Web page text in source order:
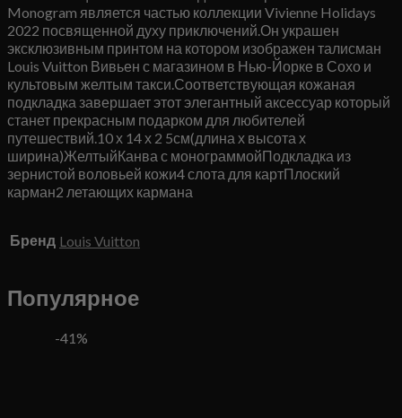
Monogram является частью коллекции Vivienne Holidays
2022 посвященной духу приключений.Он украшен
эксклюзивным принтом на котором изображен талисман
Louis Vuitton Вивьен с магазином в Нью-Йорке в Сохо и
культовым желтым такси.Соответствующая кожаная
подкладка завершает этот элегантный аксессуар который
станет прекрасным подарком для любителей
путешествий.10 х 14 х 2 5см(длина х высота х
ширина)ЖелтыйКанва с монограммойПодкладка из
зернистой воловьей кожи4 слота для картПлоский
карман2 летающих кармана
Бренд Louis Vuitton
Популярное
-41%